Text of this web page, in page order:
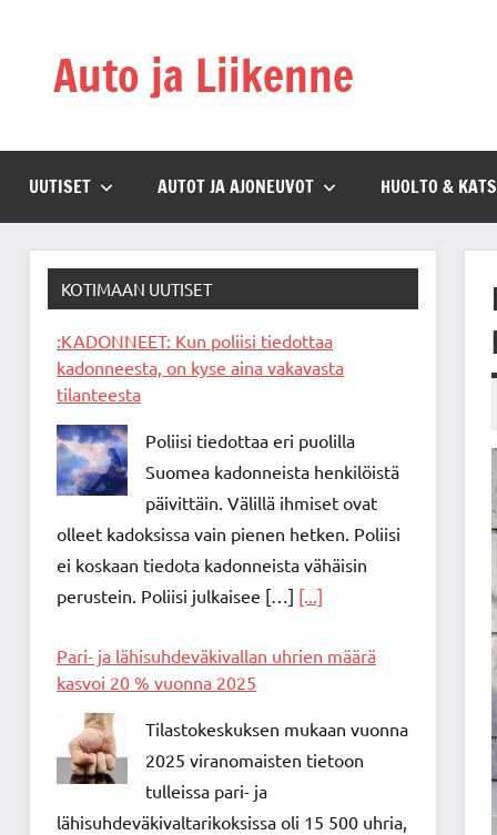
contentAuto ja Liikenne
UUTISET AUTOT JA AJONEUVOT HUOLTO &
KOTIMAAN UUTISET
:KADONNEET: Kun poliisi tiedottaa
kadonneesta, on kyse aina vakavasta
tilanteesta
Poliisi tiedottaa eri puolilla
Suomea kadonneista henkilöistä
päivittäin. Välillä ihmiset ovat
olleet kadoksissa vain pienen hetken. Poliisi
ei koskaan tiedota kadonneista vähäisin
perustein. Poliisi julkaisee […] [...]
Pari- ja lähisuhdeväkivallan uhrien määrä
kasvoi 20 % vuonna 2025
Tilastokeskuksen mukaan vuonna
2025 viranomaisten tietoon
tulleissa pari- ja
lähisuhdeväkivaltarikoksissa oli 15 500 uhria,